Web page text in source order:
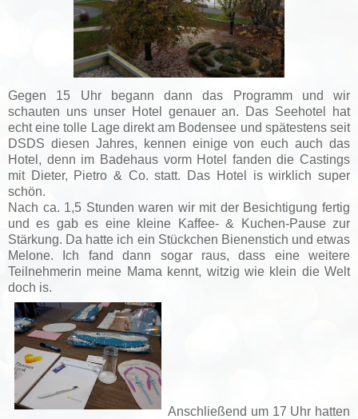
Gegen 15 Uhr begann dann das Programm und wir
schauten uns unser Hotel genauer an. Das Seehotel hat
echt eine tolle Lage direkt am Bodensee und spätestens seit
DSDS diesen Jahres, kennen einige von euch auch das
Hotel, denn im Badehaus vorm Hotel fanden die Castings
mit Dieter, Pietro & Co. statt. Das Hotel is wirklich super
schön.
Nach ca. 1,5 Stunden waren wir mit der Besichtigung fertig
und es gab es eine kleine Kaffee- & Kuchen-Pause zur
Stärkung. Da hatte ich ein Stückchen Bienenstich und etwas
Melone. Ich fand dann sogar raus, dass eine weitere
Teilnehmerin meine Mama kennt, witzig wie klein die Welt
doch is.
Anschließend um 17 Uhr hatten